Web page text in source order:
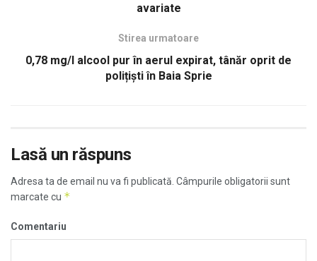
avariate
Stirea urmatoare
0,78 mg/l alcool pur în aerul expirat, tânăr oprit de
polițiști în Baia Sprie
Lasă un răspuns
Adresa ta de email nu va fi publicată. Câmpurile obligatorii sunt
marcate cu *
Comentariu